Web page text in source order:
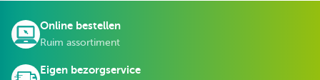
Online bestellen
Ruim assortiment
Eigen bezorgservice